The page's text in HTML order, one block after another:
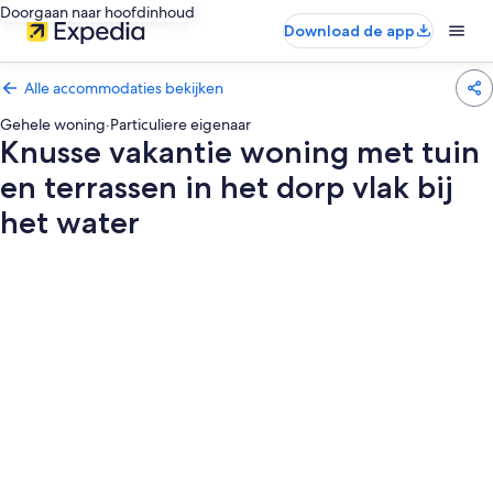
Doorgaan naar hoofdinhoud
Download de app
Alle accommodaties bekijken
Gehele woning·Particuliere eigenaar
Knusse vakantie woning met tuin
en terrassen in het dorp vlak bij
het water